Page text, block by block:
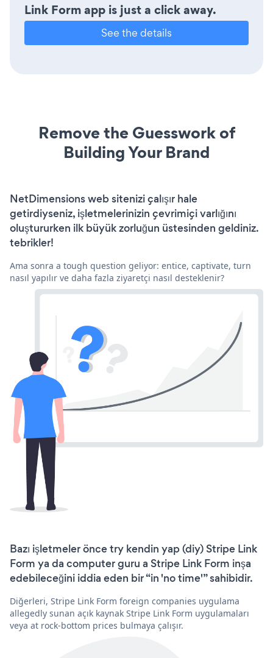
Link Form app is just a click away.
See the details
Remove the Guesswork of
Building Your Brand
NetDimensions web sitenizi çalışır hale
getirdiyseniz, işletmelerinizin çevrimiçi varlığını
oluştururken ilk büyük zorluğun üstesinden geldiniz.
tebrikler!
Ama sonra a tough question geliyor: entice, captivate, turn
nasıl yapılır ve daha fazla ziyaretçi nasıl desteklenir?
Bazı işletmeler önce try kendin yap (diy) Stripe Link
Form ya da computer guru a Stripe Link Form inşa
edebileceğini iddia eden bir “in 'no time'” sahibidir.
Diğerleri, Stripe Link Form foreign companies uygulama
allegedly sunan açık kaynak Stripe Link Form uygulamaları
veya at rock-bottom prices bulmaya çalışır.